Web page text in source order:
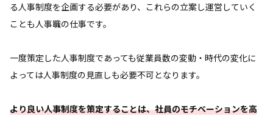
る人事制度を企画する必要があり、これらの立案し運営していく
ことも人事職の仕事です。
一度策定した人事制度であっても従業員数の変動・時代の変化に
よっては人事制度の見直しも必要不可となります。
より良い人事制度を策定することは、社員のモチベーションを高